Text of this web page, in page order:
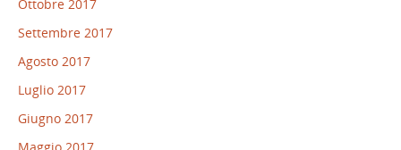
Ottobre 2017
Settembre 2017
Agosto 2017
Luglio 2017
Giugno 2017